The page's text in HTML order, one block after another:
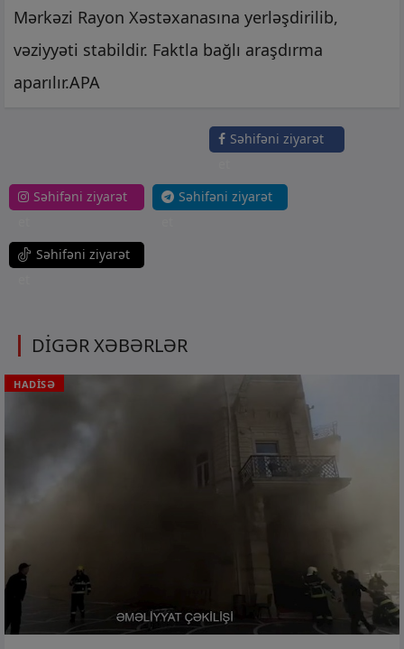
Mərkəzi Rayon Xəstəxanasına yerləşdirilib,
vəziyyəti stabildir. Faktla bağlı araşdırma
aparılır.APA
Səhifəni ziyarət
Səhifəni ziyarət
Səhifəni ziyarət
Səhifəni ziyarət
DİGƏR XƏBƏRLƏR
HADİSƏ